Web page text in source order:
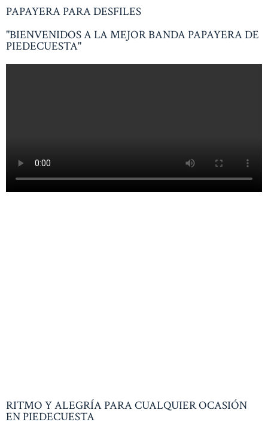
PAPAYERA PARA DESFILES
"BIENVENIDOS A LA MEJOR BANDA PAPAYERA DE
PIEDECUESTA"
RITMO Y ALEGRÍA PARA CUALQUIER OCASIÓN
EN PIEDECUESTA